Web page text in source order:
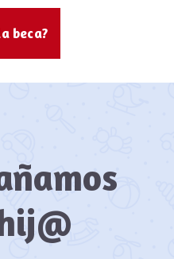
beca?